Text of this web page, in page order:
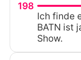
198
Ich finde
BATN ist
Show.